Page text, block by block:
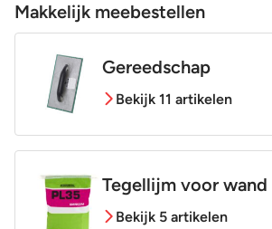
Makkelijk meebestellen
Gereedschap
Bekijk 11 artikelen
Tegellijm voor
Bekijk 5 artikelen